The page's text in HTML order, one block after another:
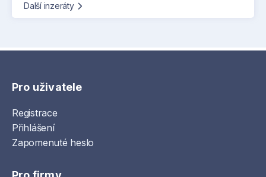
Další inzeráty
Pro uživatele
Registrace
Přihlášení
Zapomenuté heslo